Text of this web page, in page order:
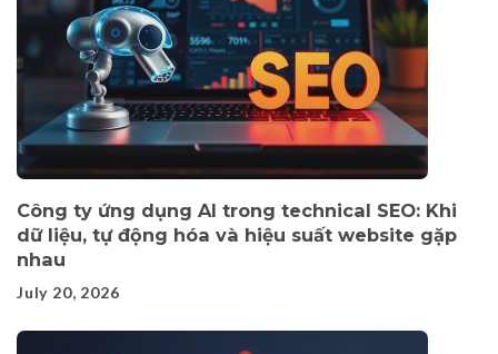
Công ty ứng dụng AI trong technical SEO: Khi
dữ liệu, tự động hóa và hiệu suất website gặp
nhau
July 20, 2026